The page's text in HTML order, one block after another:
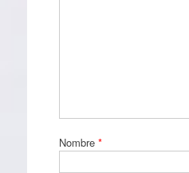
Nombre *